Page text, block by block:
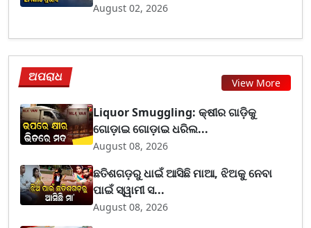
August 02, 2026
ଅପରାଧ View More
Liquor Smuggling: କ୍ଷୀର ଗାଡ଼ିକୁ
ଗୋଡ଼ାଇ ଗୋଡ଼ାଇ ଧରିଲ...
August 08, 2026
ଛତିଶଗଡ଼ରୁ ଧାଇଁ ଆସିଛି ମାଆ, ଝିଅକୁ ନେବା
ପାଇଁ ସ୍ୱାମୀ ସ...
August 08, 2026